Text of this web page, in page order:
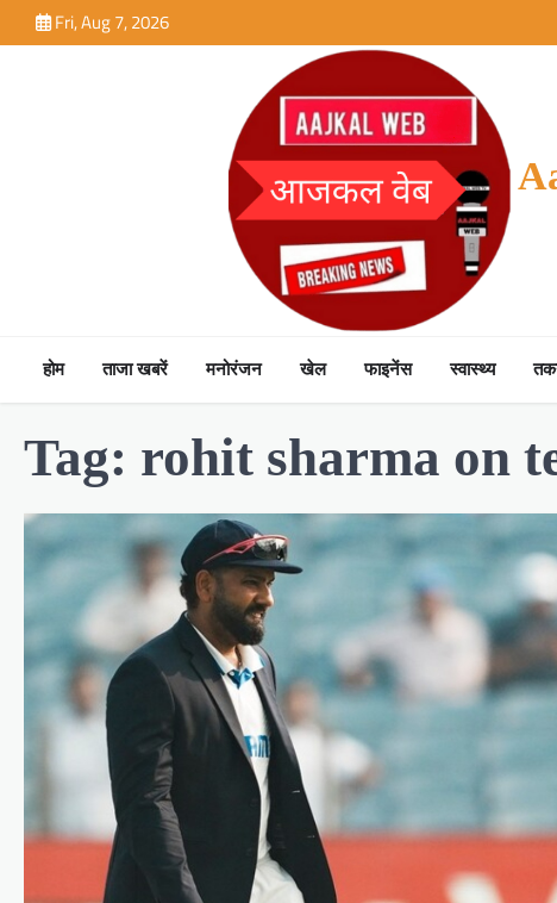
to
Fri, Aug 7, 2026
होम ताजा खबरें मनोरंजन खेल फाइनेंस स्वास्थ्य
Tag: rohit sharma on